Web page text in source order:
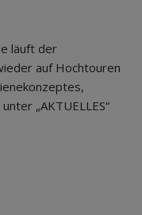
läuft der
auf Hochtouren
„AKTUELLES“